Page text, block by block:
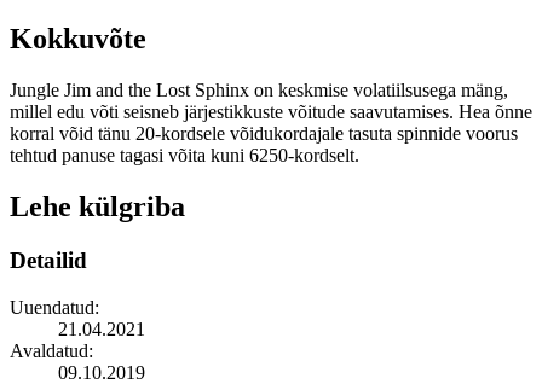
Kokkuvõte
Jungle Jim and the Lost Sphinx on keskmise volatiilsusega mäng,
millel edu võti seisneb järjestikkuste võitude saavutamises. Hea õnne
korral võid tänu 20-kordsele võidukordajale tasuta spinnide voorus
tehtud panuse tagasi võita kuni 6250-kordselt.
Lehe külgriba
Detailid
Uuendatud:
21.04.2021
Avaldatud:
09.10.2019